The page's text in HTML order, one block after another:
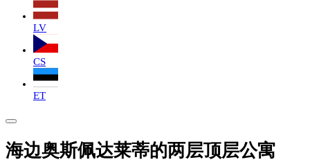
LV
CS
ET
海边奥斯佩达莱蒂的两层顶层公寓